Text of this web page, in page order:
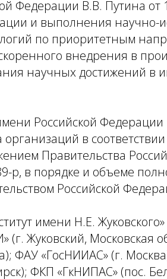
Федерации В.В. Путина
и выполнения научно-
по приоритетным
внедрения в
научных достижений в
Российской
в
Правительства
р, в порядке и объеме
Российской
имени Н.Е.
(г. Жуковский, Московская
ФАУ «ГосНИИАС» (г.
ФКП «ГкНИПАС» (пос.